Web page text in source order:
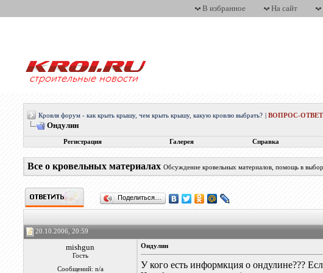
В избранное На сайт
Кровля форум - как крыть крышу, чем крыть крышу, какую кровлю выбрать? |ВОПРОС-
Ондулин
Регистрация Галерея Справка
Все о кровельных материалах Обсуждение кровельных материалов, помощь в
Поделиться…
20.10.2006, 20:59
mishgun
Гость
Сообщений: n/a
Ондулин
У кого есть информкция о ондулине???